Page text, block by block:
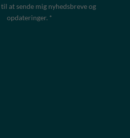
at sende mig nyhedsbreve og
opdateringer. *